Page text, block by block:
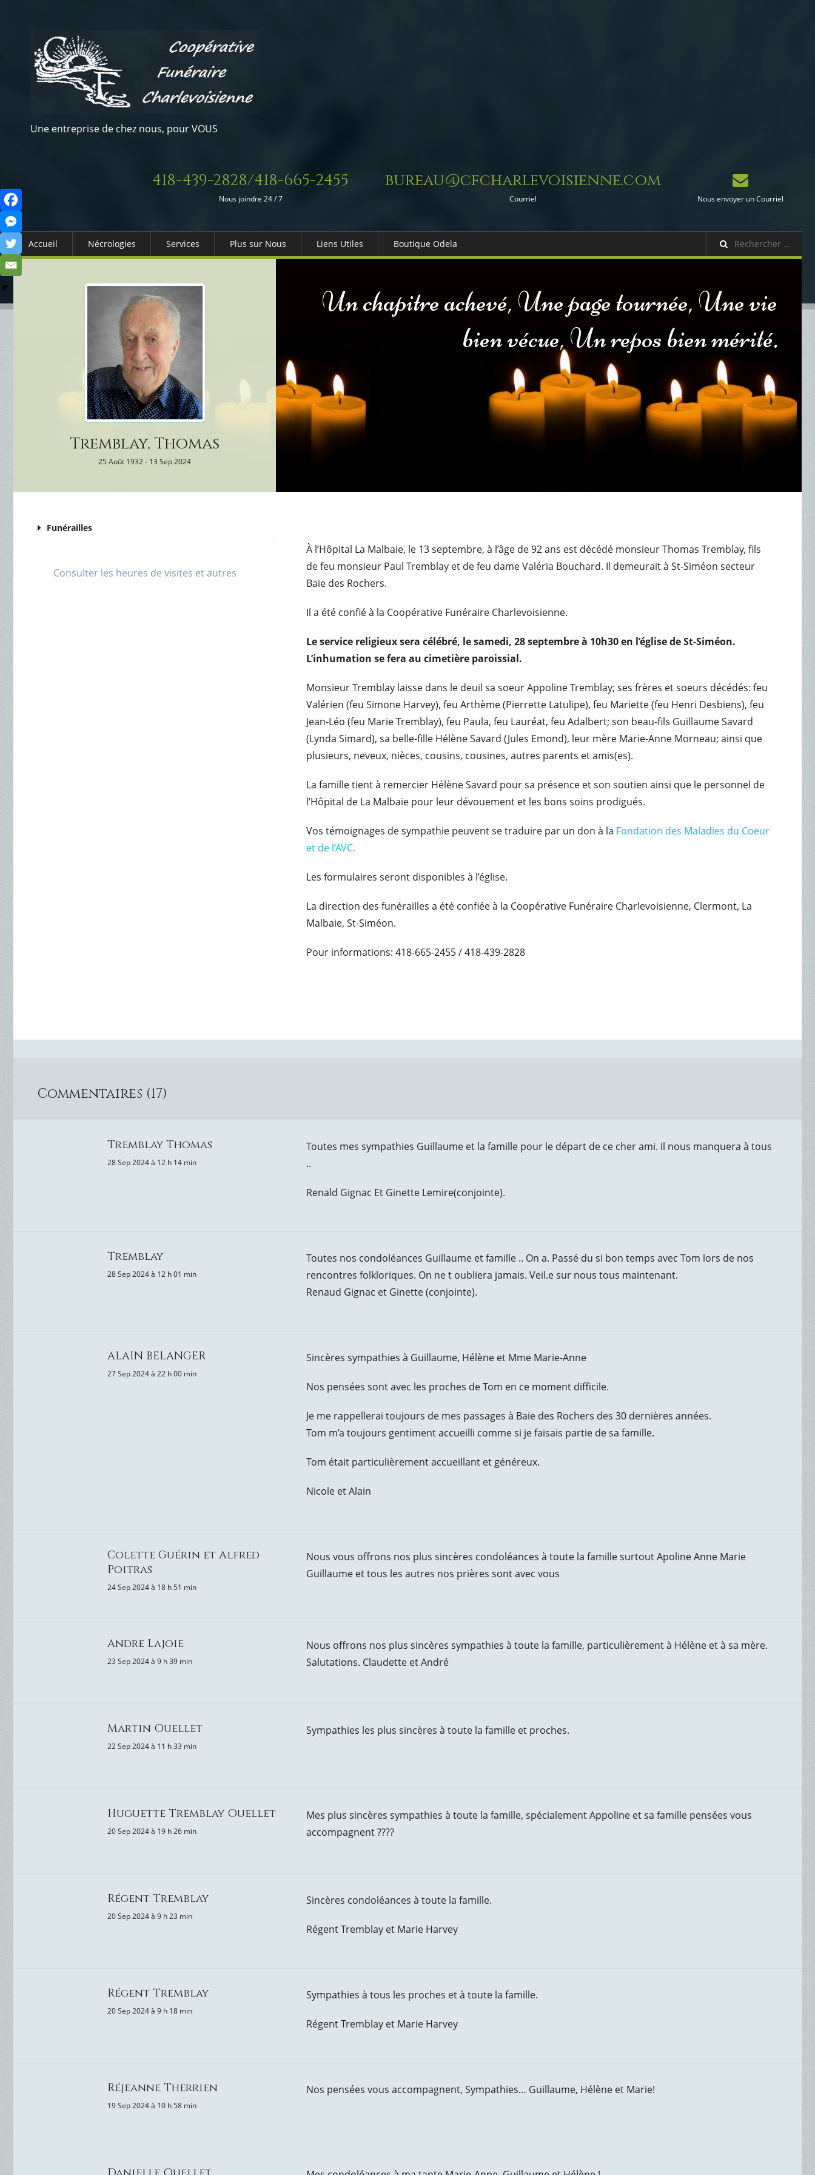
Une entreprise de chez nous, pour VOUS
418-439-2828/418-665-2455
Nous joindre 24 / 7
bureau@cfcharlevoisienne.com
Courriel Nous envoyer un Courriel
Accueil Nécrologies Services
Columbarium
Services Funéraires
Plus sur Nous Liens Utiles
Services Gouv. et Autres
Boutique Odela
Tremblay, Thomas
25 Août 1932 - 13 Sep 2024
Un chapitre achevé, Une page tournée, Une vie
bien vécue, Un repos bien mérité.
Funérailles
Consulter les heures de visites et autres
À l’Hôpital La Malbaie, le 13 septembre, à l’âge de 92 ans est décédé monsieur Thomas Tremblay, fils
de feu monsieur Paul Tremblay et de feu dame Valéria Bouchard. Il demeurait à St-Siméon secteur
Baie des Rochers.
Il a été confié à la Coopérative Funéraire Charlevoisienne.
Le service religieux sera célébré, le samedi, 28 septembre à 10h30 en l’église de St-Siméon.
L’inhumation se fera au cimetière paroissial.
Monsieur Tremblay laisse dans le deuil sa soeur Appoline Tremblay; ses frères et soeurs décédés: feu
Valérien (feu Simone Harvey), feu Arthème (Pierrette Latulipe), feu Mariette (feu Henri Desbiens), feu
Jean-Léo (feu Marie Tremblay), feu Paula, feu Lauréat, feu Adalbert; son beau-fils Guillaume Savard
(Lynda Simard), sa belle-fille Hélène Savard (Jules Emond), leur mère Marie-Anne Morneau; ainsi que
plusieurs, neveux, nièces, cousins, cousines, autres parents et amis(es).
La famille tient à remercier Hélène Savard pour sa présence et son soutien ainsi que le personnel de
l’Hôpital de La Malbaie pour leur dévouement et les bons soins prodigués.
Vos témoignages de sympathie peuvent se traduire par un don à la Fondation des Maladies du Coeur
et de l’AVC.
Les formulaires seront disponibles à l’église.
La direction des funérailles a été confiée à la Coopérative Funéraire Charlevoisienne, Clermont, La
Malbaie, St-Siméon.
Pour informations: 418-665-2455 / 418-439-2828
Commentaires (17)
Tremblay Thomas
28 Sep 2024 à 12 h 14 min
Toutes mes sympathies Guillaume et la famille pour le départ de ce cher ami. Il nous manquera à tous
..
Renald Gignac Et Ginette Lemire(conjointe).
Tremblay
28 Sep 2024 à 12 h 01 min
Toutes nos condoléances Guillaume et famille .. On a. Passé du si bon temps avec Tom lors de nos
rencontres folkloriques. On ne t oubliera jamais. Veil.e sur nous tous maintenant.
Renaud Gignac et Ginette (conjointe).
ALAIN BELANGER
27 Sep 2024 à 22 h 00 min
Sincères sympathies à Guillaume, Hélène et Mme Marie-Anne
Nos pensées sont avec les proches de Tom en ce moment difficile.
Je me rappellerai toujours de mes passages à Baie des Rochers des 30 dernières années.
Tom m’a toujours gentiment accueilli comme si je faisais partie de sa famille.
Tom était particulièrement accueillant et généreux.
Nicole et Alain
Colette Guérin et Alfred
Poitras
24 Sep 2024 à 18 h 51 min
Nous vous offrons nos plus sincères condoléances à toute la famille surtout Apoline Anne Marie
Guillaume et tous les autres nos prières sont avec vous
Andre Lajoie
23 Sep 2024 à 9 h 39 min
Nous offrons nos plus sincères sympathies à toute la famille, particulièrement à Hélène et à sa mère.
Salutations. Claudette et André
Martin Ouellet
22 Sep 2024 à 11 h 33 min
Sympathies les plus sincères à toute la famille et proches.
Huguette Tremblay Ouellet
20 Sep 2024 à 19 h 26 min
Mes plus sincères sympathies à toute la famille, spécialement Appoline et sa famille pensées vous
accompagnent ????
Régent Tremblay
20 Sep 2024 à 9 h 23 min
Sincères condoléances à toute la famille.
Régent Tremblay et Marie Harvey
Régent Tremblay
20 Sep 2024 à 9 h 18 min
Sympathies à tous les proches et à toute la famille.
Régent Tremblay et Marie Harvey
Réjeanne Therrien
19 Sep 2024 à 10 h 58 min
Nos pensées vous accompagnent, Sympathies… Guillaume, Hélène et Marie!